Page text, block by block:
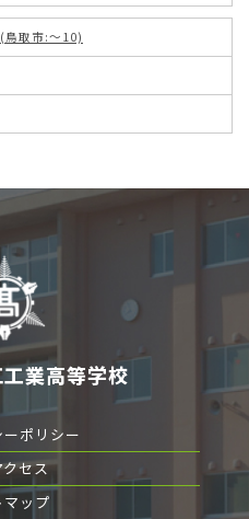
鳥取市:～10)
業高等学校
ポリシー
クセス
マップ